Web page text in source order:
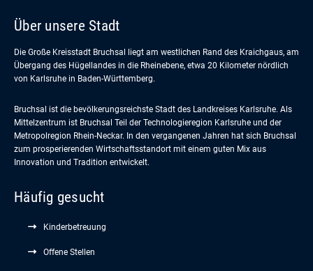
Über unsere Stadt
Die Große Kreisstadt Bruchsal liegt am westlichen Rand des Kraichgaus, am
Übergang des Hügellandes in die Rheinebene, etwa 20 Kilometer nördlich
von Karlsruhe in Baden-Württemberg.
Bruchsal ist die bevölkerungsreichste Stadt des Landkreises Karlsruhe. Als
Mittelzentrum ist Bruchsal Teil der Technologieregion Karlsruhe und der
Metropolregion Rhein-Neckar. In den vergangenen Jahren hat sich Bruchsal
zum prosperierenden Wirtschaftsstandort mit einem guten Mix aus
Innovation und Tradition entwickelt.
Häufig gesucht
Kinderbetreuung
Offene Stellen